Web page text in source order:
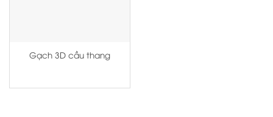
Gạch 3D cầu thang